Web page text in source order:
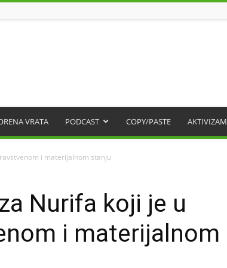
VRATA PODCAST COPY/PASTE AKTIVIZAM
i materijalnom stanju
Nurifa koji je u
i materijalnom